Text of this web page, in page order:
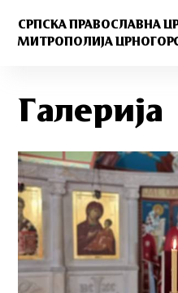
СРПСКА ПРАВОСЛАВНА
МИТРОПОЛИЈА
Галерија